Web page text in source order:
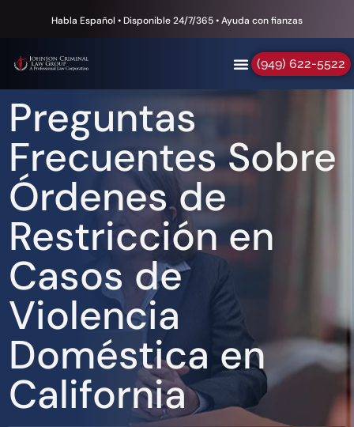
Habla Español • Disponible 24/7/365 • Ayuda con fianzas
(949) 622-5522
Preguntas
Frecuentes Sobre
Órdenes de
Restricción en
Casos de
Violencia
Doméstica en
California